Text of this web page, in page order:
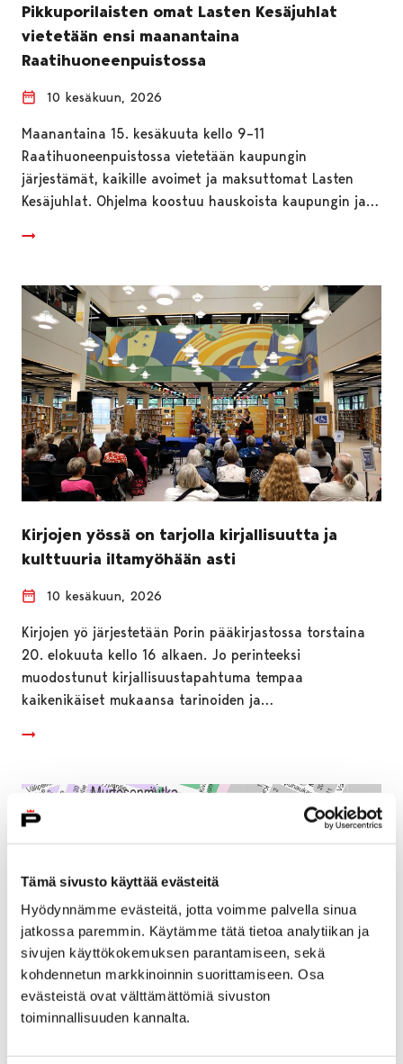
Tämä sivusto käyttää evästeitä
Hyödynnämme evästeitä, jotta voimme palvella sinua
jatkossa paremmin. Käytämme tätä tietoa analytiikan ja
sivujen käyttökokemuksen parantamiseen, sekä
kohdennetun markkinoinnin suorittamiseen. Osa
evästeistä ovat välttämättömiä sivuston
toiminnallisuuden kannalta.
Pikkuporilaisten omat Lasten Kesäjuhlat
vietetään ensi maanantaina
Raatihuoneenpuistossa
10 kesäkuun, 2026
Maanantaina 15. kesäkuuta kello 9–11
Raatihuoneenpuistossa vietetään kaupungin
järjestämät, kaikille avoimet ja maksuttomat Lasten
Kesäjuhlat. Ohjelma koostuu hauskoista kaupungin ja…
Kirjojen yössä on tarjolla kirjallisuutta ja
kulttuuria iltamyöhään asti
10 kesäkuun, 2026
Kirjojen yö järjestetään Porin pääkirjastossa torstaina
20. elokuuta kello 16 alkaen. Jo perinteeksi
muodostunut kirjallisuustapahtuma tempaa
kaikenikäiset mukaansa tarinoiden ja…
alueen liikenteeseen kesäkuussa